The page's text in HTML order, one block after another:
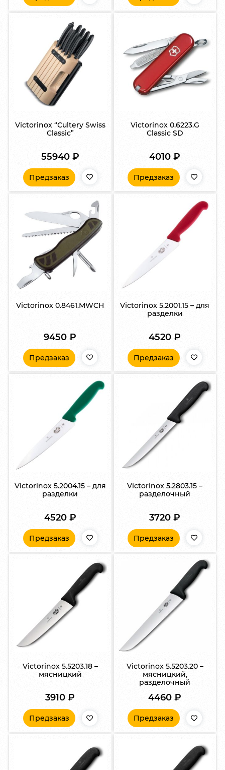
Victorinox “Сultery Swiss
Classic”
55940 ₽
Предзаказ
Victorinox 0.6223.G
Classic SD
4010₽
Предзаказ
Victorinox 0.8461.MWCH
9450₽
Предзаказ
Victorinox 5.2001.15 – для
разделки
4520₽
Предзаказ
Victorinox 5.2004.15 – для
разделки
4520 ₽
Предзаказ
Victorinox 5.2803.15 –
разделочный
3720₽
Предзаказ
Victorinox 5.5203.18 –
мясницкий
3910₽
Предзаказ
Victorinox 5.5203.20 –
мясницкий,
разделочный
4460₽
Предзаказ